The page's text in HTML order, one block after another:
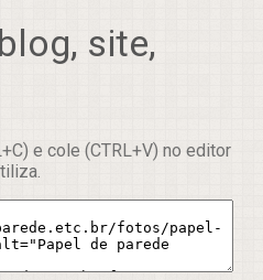
site,
e cole (CTRL+V) no editor